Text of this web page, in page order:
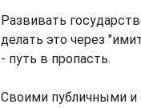
Развивать
делать это через
- путь в пропасть.
Своими публичными